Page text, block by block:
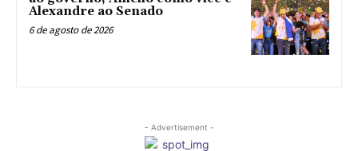
Alexandre ao Senado
6 de agosto de 2026
- Advertisement -